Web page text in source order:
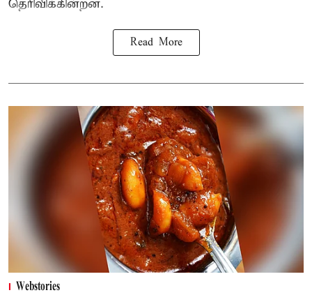
தெரிவிக்கின்றன.
Read More
Webstories